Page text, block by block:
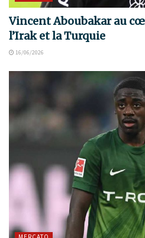
Vincent Aboubakar au
l’Irak et la Turquie
16/06/2026